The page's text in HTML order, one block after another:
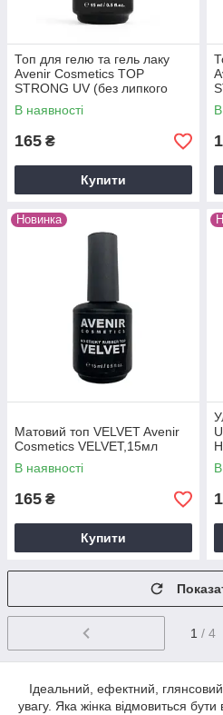
Топ для гелю та гель лаку
Avenir Cosmetics TOP
STRONG UV (без липкого
шару з UV-фільтром), 15мл
В наявності
165 ₴
Купити
Новинка
Матовий топ VELVET Avenir
Cosmetics VELVET,15мл
В наявності
165 ₴
Купити
1 / 4
Ідеальний, ефектний,
увагу. Яка жінка відмовиться